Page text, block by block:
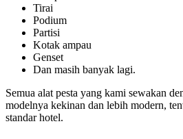
Tirai
Podium
Partisi
Kotak ampau
Genset
Dan masih banyak lagi.
Semua alat pesta yang kami sewakan
modelnya kekinan dan lebih modern,
standar hotel.